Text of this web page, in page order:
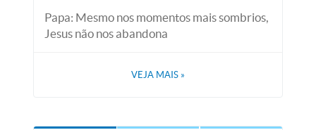
Papa: Mesmo nos momentos mais sombrios,
Jesus não nos abandona
VEJA MAIS »